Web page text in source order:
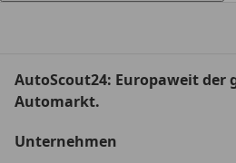
AutoScout24: Europaweit der
Automarkt.
Unternehmen